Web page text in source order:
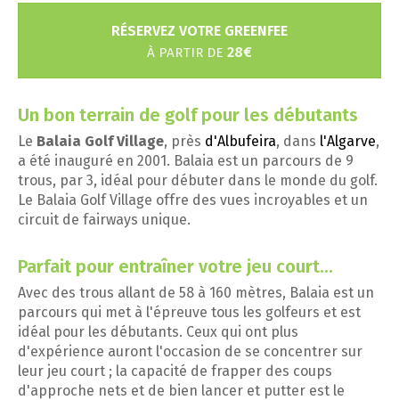
RÉSERVEZ VOTRE GREENFEE
À PARTIR DE 28€
Un bon terrain de golf pour les débutants
Le Balaia Golf Village, près d'Albufeira, dans l'Algarve,
a été inauguré en 2001. Balaia est un parcours de 9
trous, par 3, idéal pour débuter dans le monde du golf.
Le Balaia Golf Village offre des vues incroyables et un
circuit de fairways unique.
Parfait pour entraîner votre jeu court...
Avec des trous allant de 58 à 160 mètres, Balaia est un
parcours qui met à l'épreuve tous les golfeurs et est
idéal pour les débutants. Ceux qui ont plus
d'expérience auront l'occasion de se concentrer sur
leur jeu court ; la capacité de frapper des coups
d'approche nets et de bien lancer et putter est le